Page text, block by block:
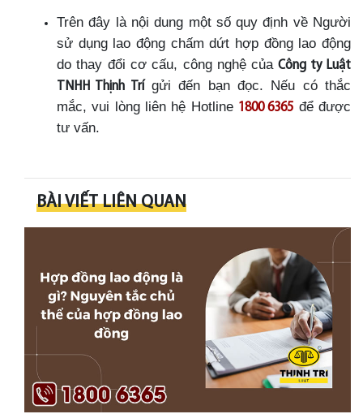
Trên đây là nội dung một số quy định về Người
sử dụng lao động chấm dứt hợp đồng lao động
do thay đổi cơ cấu, công nghệ củaCông ty Luật
TNHH Thịnh Trígửi đến bạn đọc. Nếu có thắc
mắc, vui lòng liên hệ Hotline 1800 6365 để được
tư vấn.
BÀI VIẾT LIÊN QUAN